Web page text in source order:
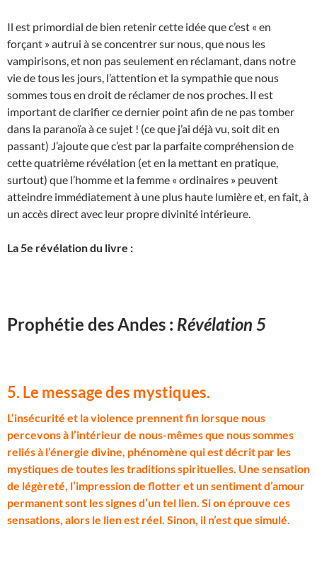
Il est primordial de bien retenir cette idée que c’est « en
forçant » autrui à se concentrer sur nous, que nous les
vampirisons, et non pas seulement en réclamant, dans notre
vie de tous les jours, l’attention et la sympathie que nous
sommes tous en droit de réclamer de nos proches. Il est
important de clarifier ce dernier point afin de ne pas tomber
dans la paranoïa à ce sujet ! (ce que j’ai déjà vu, soit dit en
passant) J’ajoute que c’est par la parfaite compréhension de
cette quatrième révélation (et en la mettant en pratique,
surtout) que l’homme et la femme « ordinaires » peuvent
atteindre immédiatement à une plus haute lumière et, en fait, à
un accès direct avec leur propre divinité intérieure.
La 5e révélation du livre :
Prophétie des Andes : Révélation 5
5. Le message des mystiques.
L‘insécurité et la violence prennent fin lorsque nous
percevons à l’intérieur de nous-mêmes que nous sommes
reliés à l’énergie divine, phénomène qui est décrit par les
mystiques de toutes les traditions spirituelles. Une sensation
de légèreté, l’impression de flotter et un sentiment d’amour
permanent sont les signes d’un tel lien. Si on éprouve ces
sensations, alors le lien est réel. Sinon, il n’est que simulé.